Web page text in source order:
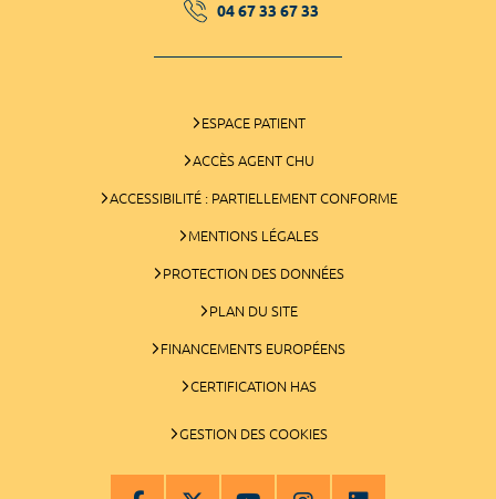
04 67 33 67 33
ESPACE PATIENT
ACCÈS AGENT CHU
ACCESSIBILITÉ : PARTIELLEMENT CONFORME
MENTIONS LÉGALES
PROTECTION DES DONNÉES
PLAN DU SITE
FINANCEMENTS EUROPÉENS
CERTIFICATION HAS
GESTION DES COOKIES